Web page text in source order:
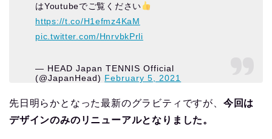
はYoutubeでご覧ください
https://t.co/H1efmz4KaM
pic.twitter.com/HnrvbkPrli
— HEAD Japan TENNIS Official
(@JapanHead) February 5, 2021
先日明らかとなった最新のグラビティですが、 今回は
デザインのみのリニューアルとなりました。